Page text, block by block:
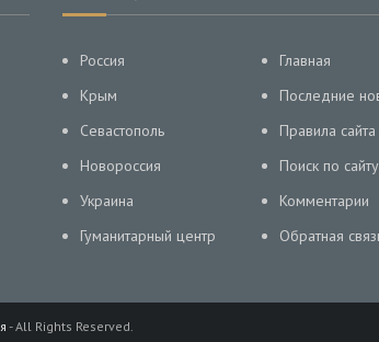
Россия
Крым
Севастополь
Новороссия
Украина
Гуманитарный центр
Главная
Последние
Правила сайта
Поиск по сайту
Комментарии
Обратная
- All Rights Reserved.